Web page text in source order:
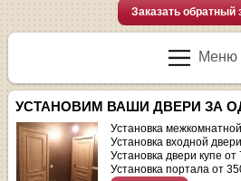
Заказать обратный
Меню
УСТАНОВИМ ВАШИ ДВЕРИ ЗА
Установка
Установка входной
Установка двери купе от
Установка портала от